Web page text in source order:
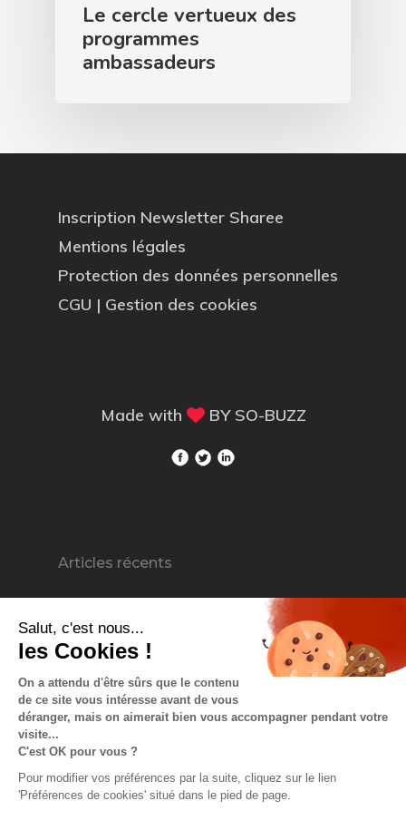
Le cercle vertueux des
programmes
ambassadeurs
Inscription Newsletter Sharee
Mentions légales
Protection des données personnelles
CGU | Gestion des cookies
Made with BY SO-BUZZ
Articles récents
Sharee : la nouvelle alternative à
Workplace from Meta ?
Employee Advocacy vs. Influenceurs
externes : Quel est le meilleur choix
pour votre entreprise ?
Avantages d’un programme
ambassadeur pour les entreprises et
Salut, c'est nous...
les Cookies !
On a attendu d'être sûrs que le contenu
de ce site vous intéresse avant de vous
déranger, mais on aimerait bien vous accompagner pendant votre
visite...
C'est OK pour vous ?
Pour modifier vos préférences par la suite, cliquez sur le lien
'Préférences de cookies' situé dans le pied de page.